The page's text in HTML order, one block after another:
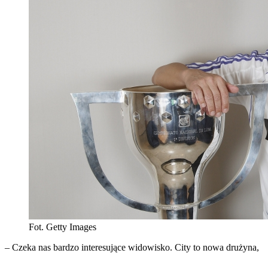
Fot. Getty Images
– Czeka nas bardzo interesujące widowisko. City to nowa drużyna,